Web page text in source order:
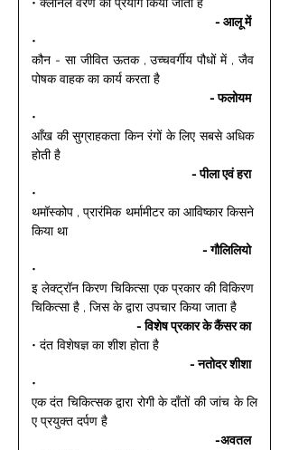
- आलू में
•
कौन - सा जीवित ऊतक , उच्चवर्गीय पौधों में , जैव
पोषक वाहक का कार्य करता है
- फलोयम
•
आँख की सुग्राहकता किन रंगों के लिए सबसे अधिक
होती है
- पीला एवं हरा
•
थमॉस्कोप , प्रारंमिक थर्मामीटर का आविष्कार किसने
किया था
- गौलिलियो
•
इ लेक्ट्रॉन किरण चिकित्सा एक प्रकार की विकिरण
चिकित्सा है , जिस के द्वारा उपचार किया जाता है
- विशेष प्रकार के कैंसर का
• दंत विशेषज्ञ का शीश होता है
- नतोदर शीशा
•
एक दंत चिकित्सक द्वारा रोगी के दाँतों की जांच के लि
ए प्रयुक्त दर्पण है
-अवतल